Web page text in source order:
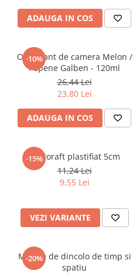
ADAUGA IN COS
-10%
Odorizant de camera Melon /
Pepene Galben - 120ml
26,44 Lei
23,80 Lei
ADAUGA IN COS
-15%
Biblioraft plastifiat 5cm
11,24 Lei
9,55 Lei
VEZI VARIANTE
-20%
Mesaje de dincolo de timp si
spatiu